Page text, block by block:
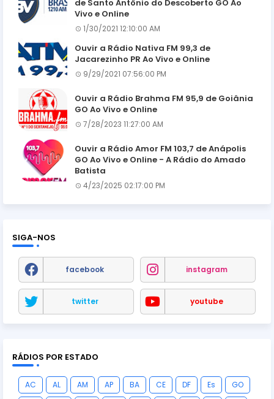
de Santo Antônio do Descoberto GO Ao
Vivo e Online
1/30/2021 12:10:00 AM
Ouvir a Rádio Nativa FM 99,3 de
Jacarezinho PR Ao Vivo e Online
9/29/2021 07:56:00 PM
Ouvir a Rádio Brahma FM 95,9 de Goiânia
GO Ao Vivo e Online
7/28/2023 11:27:00 AM
Ouvir a Rádio Amor FM 103,7 de Anápolis
GO Ao Vivo e Online - A Rádio do Amado
Batista
4/23/2025 02:17:00 PM
SIGA-NOS
facebook instagram
twitter youtube
RÁDIOS POR ESTADO
AC AL AM AP BA CE DF Es
GO